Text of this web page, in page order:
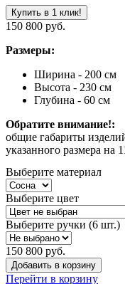
Купить в 1 клик!
150 800 руб.
Размеры:
Ширина - 200 см
Высота - 230 см
Глубина - 60 см
Обратите внимание!:
общие габариты
указанного размера на
Выберите материал
Выберите цвет
Выберите ручки (6 шт.)
150 800 руб.
Добавить в корзину
Перейти в корзину